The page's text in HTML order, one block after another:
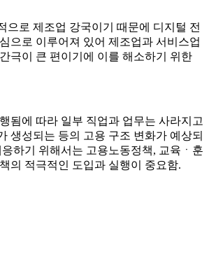
으로 제조업 강국이기 때문에 디지털 전
으로 이루어져 있어 제조업과 서비스업
극이 큰 편이기에 이를 해소하기 위한
됨에 따라 일부 직업과 업무는 사라지고
생성되는 등의 고용 구조 변화가 예상되
하기 위해서는 고용노동정책, 교육ㆍ훈
의 적극적인 도입과 실행이 중요함.